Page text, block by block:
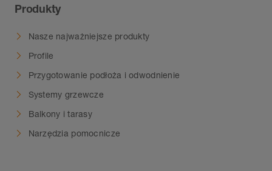
(powstawania wodorotlenku glinu). Dlatego też
materiał spoinowy z powierzchni profili i nie
przykrywać folią świeżo wykonanych okładzin.
Zatopić całą powierzchnię profilu w warstwie
przestrzenie, w których może gromadzić się
woda.
Produkty
Nasze najważniejsze produkty
Profile
Przygotowanie podłoża i odwodnienie
Systemy grzewcze
Balkony i tarasy
Narzędzia pomocnicze